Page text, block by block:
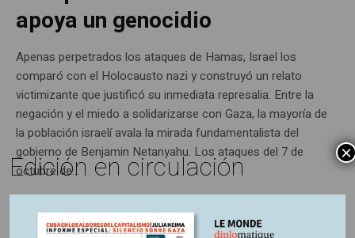
apoya un genocidio
Apenas perpetrados los ataques de Hamas, Israel los
comparó con el Holocausto nazi y construyó un relato
victimizante que justificó su inmediata represalia. Entre la
negación y el miedo a solidarizarse con Gaza, la mayoría de
la población israelí avala la mirada fundamentalista del
gobierno de Benjamin Netanyahu. Los ataques del 7 de
octubre de...
Edición en circulación ×